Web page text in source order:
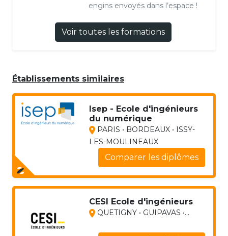
engins envoyés dans l’espace !
Voir toutes les formations
Établissements similaires
Isep - Ecole d'ingénieurs
du numérique
PARIS • BORDEAUX • ISSY-
LES-MOULINEAUX
Comparer les diplômes
CESI Ecole d'ingénieurs
QUETIGNY • GUIPAVAS •...